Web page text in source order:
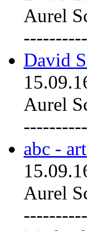
Aurel
----------
David
Aurel
----------
abc -
Aurel
----------